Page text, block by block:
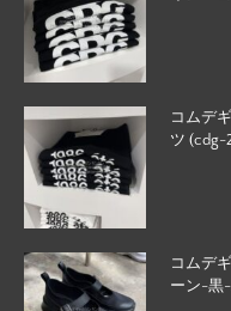
コムデ
ツ (cdg-
コムデ
ーン-黒-